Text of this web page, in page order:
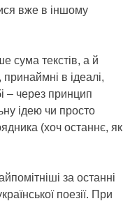
вже в іншому
сума текстів, а й
в ідеалі,
– через принцип
ідею чи просто
(хоч останнє, як
за останні
поезії. При